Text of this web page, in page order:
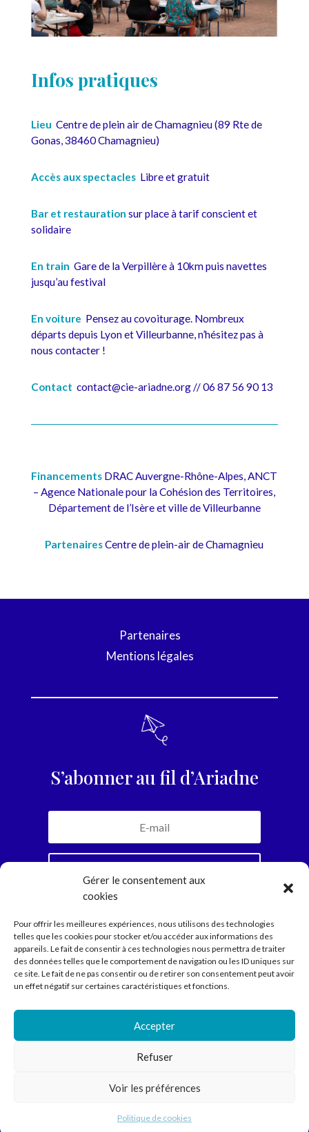
Gérer le consentement aux
cookies
Pour offrir les meilleures expériences, nous utilisons des technologies
telles que les cookies pour stocker et/ou accéder aux informations des
appareils. Le fait de consentir à ces technologies nous permettra de traiter
des données telles que le comportement de navigation ou les ID uniques sur
ce site. Le fait de ne pas consentir ou de retirer son consentement peut avoir
un effet négatif sur certaines caractéristiques et fonctions.
Accepter
Refuser
Voir les préférences
Politique de cookies
Infos pratiques
Lieu Centre de plein air de Chamagnieu (89 Rte de
Gonas, 38460 Chamagnieu)
Accès aux spectacles Libre et gratuit
Bar et restauration sur place à tarif conscient et
solidaire
En train Gare de la Verpillère à 10km puis navettes
jusqu’au festival
En voiture Pensez au covoiturage. Nombreux
départs depuis Lyon et Villeurbanne, n’hésitez pas à
nous contacter !
Contact contact@cie-ariadne.org // 06 87 56 90 13
Financements DRAC Auvergne-Rhône-Alpes, ANCT
– Agence Nationale pour la Cohésion des Territoires,
Département de l’Isère et ville de Villeurbanne
PartenairesCentre de plein-air de Chamagnieu
Partenaires
Mentions légales
S’abonner au fil d’Ariadne
mensuelle et jamais plus. Parole d’Ariadne.
Compagnie
Spectacles
Ecritures
Médiation
Agenda
Contact
Compagnie Ariadne © 2022 // Direction Anne Courel • 66
• 04 78 93 94 61 – 06 87 56 90 13